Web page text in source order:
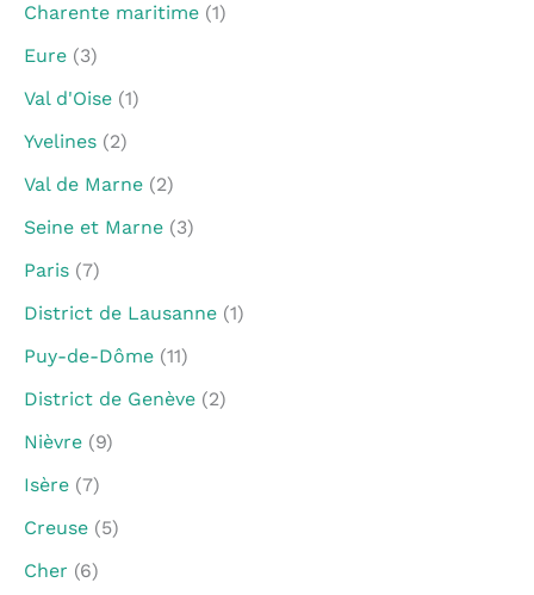
Charente maritime (1)
Eure (3)
Val d'Oise (1)
Yvelines (2)
Val de Marne (2)
Seine et Marne (3)
Paris (7)
District de Lausanne (1)
Puy-de-Dôme (11)
District de Genève (2)
Nièvre (9)
Isère (7)
Creuse (5)
Cher (6)